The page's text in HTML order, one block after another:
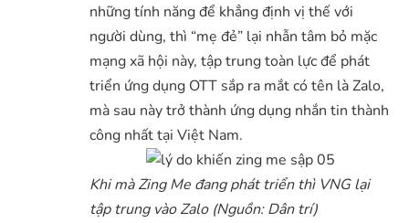
những tính năng để khẳng định vị thế với
người dùng, thì “mẹ đẻ” lại nhẫn tâm bỏ mặc
mạng xã hội này, tập trung toàn lực để phát
triển ứng dụng OTT sắp ra mắt có tên là Zalo,
mà sau này trở thành ứng dụng nhắn tin thành
công nhất tại Việt Nam.
Khi mà Zing Me đang phát triển thì VNG lại
tập trung vào Zalo (Nguồn: Dân trí)